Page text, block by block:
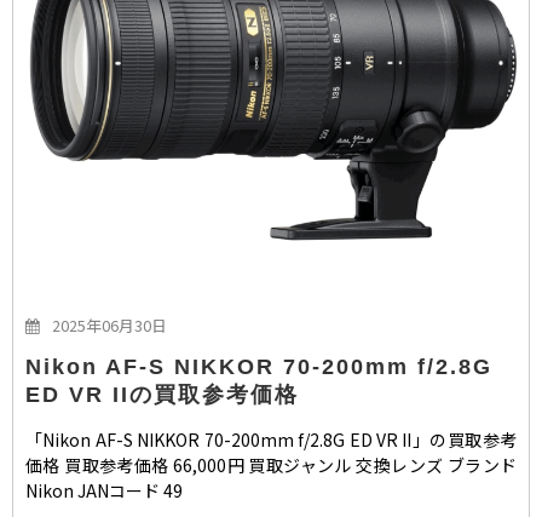
2025年06月30日
Nikon AF-S NIKKOR 70-200mm f/2.8G
ED VR IIの買取参考価格
「Nikon AF-S NIKKOR 70-200mm f/2.8G ED VR II」の買取参考
価格 買取参考価格 66,000円 買取ジャンル 交換レンズ ブランド
Nikon JANコード 49